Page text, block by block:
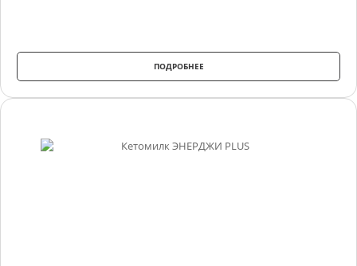
ПОДРОБНЕЕ